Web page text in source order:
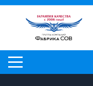
Перейти
содержимому